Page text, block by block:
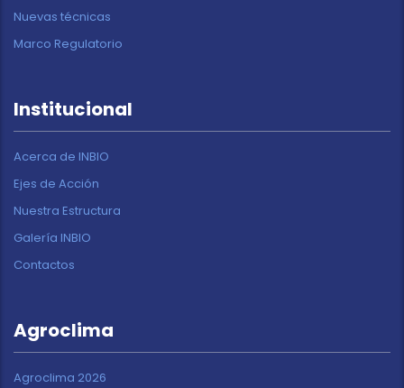
Nuevas técnicas
Marco Regulatorio
Institucional
Acerca de INBIO
Ejes de Acción
Nuestra Estructura
Galería INBIO
Contactos
Agroclima
Agroclima 2026